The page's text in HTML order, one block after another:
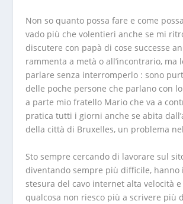
Non so quanto possa fare e come
vado più che volentieri anche se mi
discutere con papà di cose successe
rammenta a metà o all’incontrario, ma
parlare senza interromperlo : sono
delle poche persone che parlano con
a parte mio fratello Mario che va a
pratica tutti i giorni anche se abita
della città di Bruxelles, un problema
Sto sempre cercando di lavorare sul
diventando sempre più difficile, hanno
stesura del cavo internet alta velocità
qualcosa non riesco più a scrivere più